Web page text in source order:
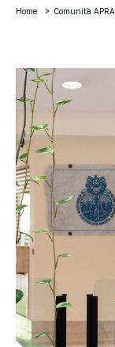
Home Comunità APRA